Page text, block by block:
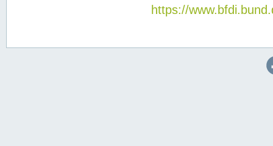
https://